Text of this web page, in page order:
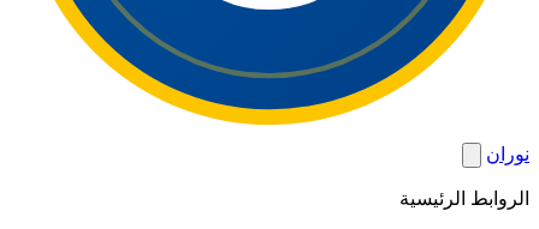
نوران
الروابط الرئيسية